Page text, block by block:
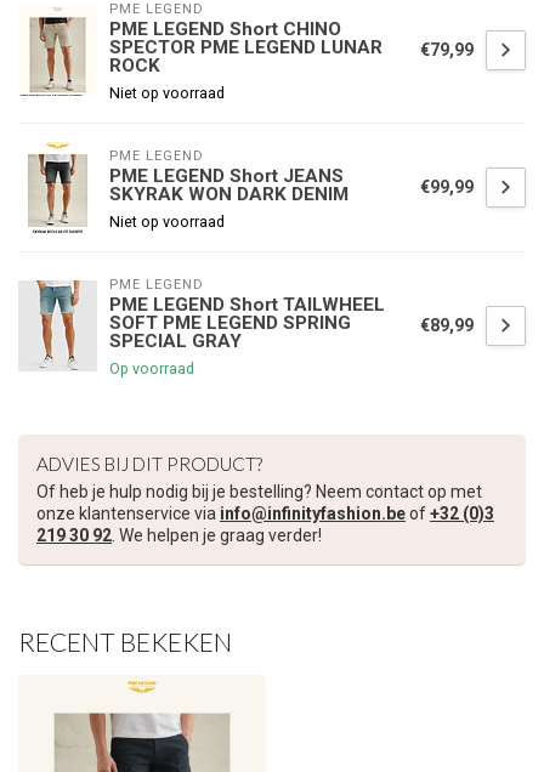
PME LEGEND
PME LEGEND Short CHINO
SPECTOR PME LEGEND LUNAR
ROCK
Niet op voorraad
€79,99
PME LEGEND
PME LEGEND Short JEANS
SKYRAK WON DARK DENIM
Niet op voorraad
€99,99
PME LEGEND
PME LEGEND Short TAILWHEEL
SOFT PME LEGEND SPRING
SPECIAL GRAY
Op voorraad
€89,99
ADVIES BIJ DIT PRODUCT?
Of heb je hulp nodig bij je bestelling? Neem contact op met
onze klantenservice via info@infinityfashion.beof+32 (0)3
219 30 92. We helpen je graag verder!
RECENT BEKEKEN